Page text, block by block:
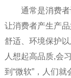
通常是消费
让消费者产生产
舒适、环境保护
人想起高品质,会
到“微软”，人们